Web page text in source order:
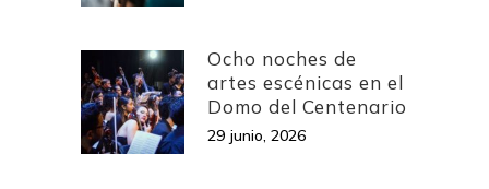
Ocho noches de
artes escénicas en el
Domo del Centenario
29 junio, 2026